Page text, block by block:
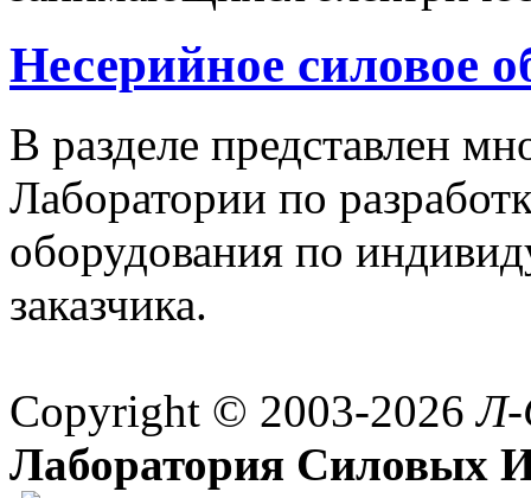
Несерийное силовое
В разделе представлен
Лаборатории по
оборудования по
заказчика.
Copyright © 2003-2026
Лаборатория Силовых